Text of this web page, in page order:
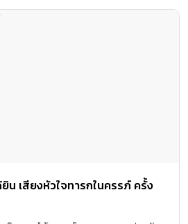
ยิน เสียงหัวใจทารกในครรภ์ ครั้ง